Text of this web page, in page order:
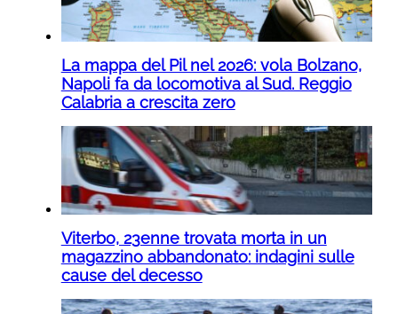
La mappa del Pil nel 2026: vola Bolzano,
Napoli fa da locomotiva al Sud. Reggio
Calabria a crescita zero
Viterbo, 23enne trovata morta in un
magazzino abbandonato: indagini sulle
cause del decesso